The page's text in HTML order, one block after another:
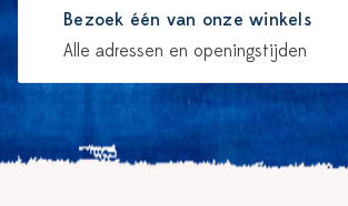
Bezoek één van onze winkels
Alle adressen en openingstijden